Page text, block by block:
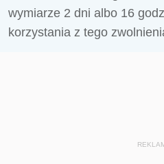
wymiarze 2 dni albo 16
korzystania z tego